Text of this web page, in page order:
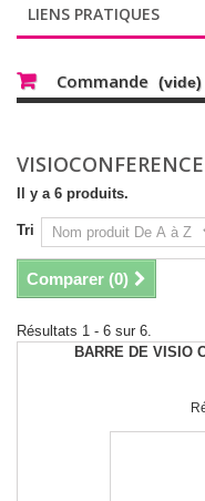
LIENS PRATIQUES
Commande (vide)
VISIOCONFERENCE
Il y a 6 produits.
Tri
Comparer (0)
Résultats 1 - 6 sur 6.
BARRE DE VISIO